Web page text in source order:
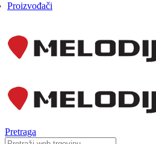
Proizvođači
Pretraga